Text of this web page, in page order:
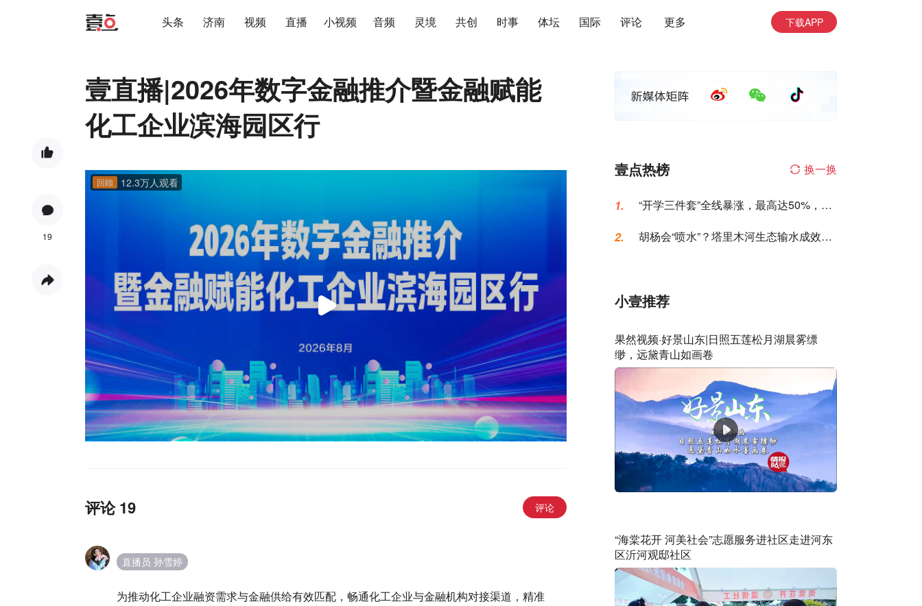
头条 济南 视频 直播 小视频 音频 灵境 共创 时事 体坛 国际 评论 更多 下载APP
19
壹直播|2026年数字金融推介暨金融赋能
化工企业滨海园区行
回顾 12.3万人观看
壹点热榜 换一换
1.
“开学三件套”全线暴涨，最高达50%，家
2.
胡杨会“喷水”？塔里木河生态输水成效，
小壹推荐
果然视频·好景山东|日照五莲松月湖晨雾缥
缈，远黛青山如画卷
“海棠花开 河美社会”志愿服务进社区走进河东
区沂河观邸社区
评论 19 评论
直播员 孙雪婷
为推动化工企业融资需求与金融供给有效匹配，畅通化工企业与金融机构对接渠道，精准